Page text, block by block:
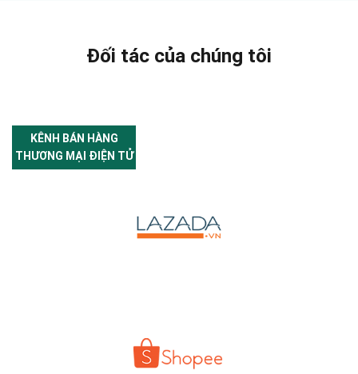
Đối tác của chúng tôi
KÊNH BÁN HÀNG
THƯƠNG MẠI ĐIỆN TỬ